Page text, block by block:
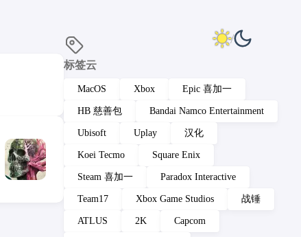
标签云
MacOS Xbox Epic 喜加一
HB 慈善包 Bandai Namco Entertainment
Ubisoft Uplay 汉化
Koei Tecmo Square Enix
Steam 喜加一 Paradox Interactive
Team17 Xbox Game Studios 战锤
ATLUS 2K Capcom